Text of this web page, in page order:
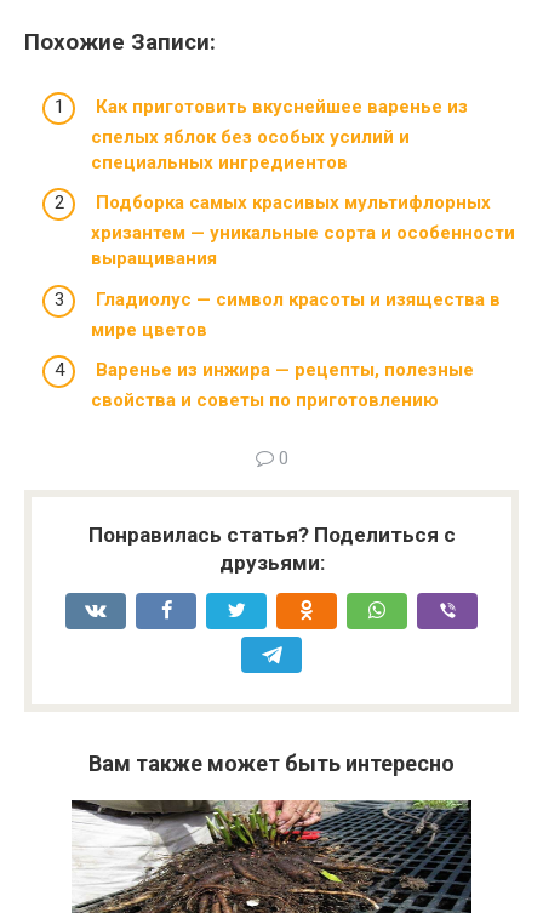
Похожие Записи:
Как приготовить вкуснейшее варенье из
спелых яблок без особых усилий и
специальных ингредиентов
Подборка самых красивых мультифлорных
хризантем — уникальные сорта и особенности
выращивания
Гладиолус — символ красоты и изящества в
мире цветов
Варенье из инжира — рецепты, полезные
свойства и советы по приготовлению
0
Понравилась статья? Поделиться с
друзьями:
Вам также может быть интересно